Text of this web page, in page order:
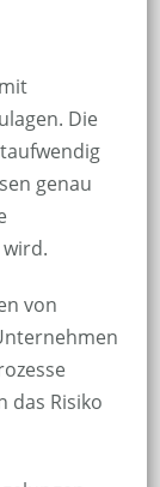
Die
genau
von
das Risiko